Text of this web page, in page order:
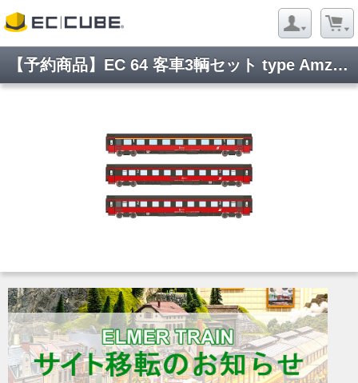
【予約商品】EC 64 客車3輌セット type Amz+2xBmpz OeBB Ep5